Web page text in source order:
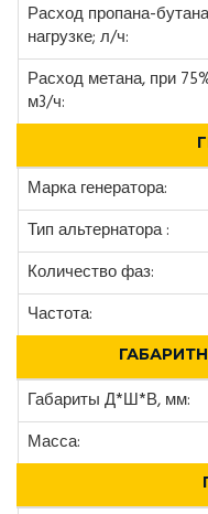
Расход пропана-
нагрузке; л/ч:
Расход метана, при
м3/ч:
Марка генератора:
Тип альтернатора :
Количество фаз:
Частота:
Габариты Д*Ш*В, мм:
Масса: